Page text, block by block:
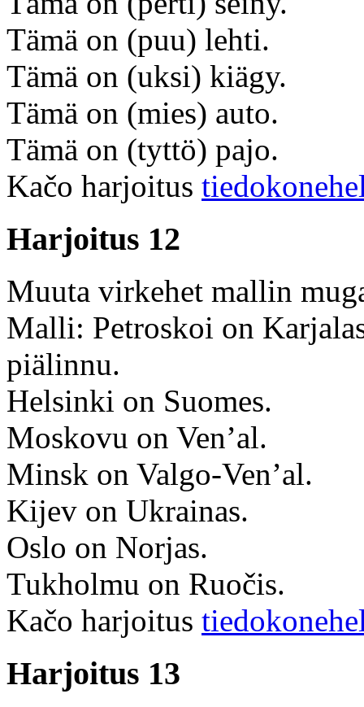
Tämä on (puu) lehti.
Tämä on (uksi) kiägy.
Tämä on (mies) auto.
Tämä on (tyttö) pajo.
Kačo harjoitus
Harjoitus 12
Muuta virkehet mallin
Malli: Petroskoi on
piälinnu.
Helsinki on Suomes.
Moskovu on Ven’al.
Minsk on Valgo-Ven’al.
Kijev on Ukrainas.
Oslo on Norjas.
Tukholmu on Ruočis.
Kačo harjoitus
Harjoitus 13